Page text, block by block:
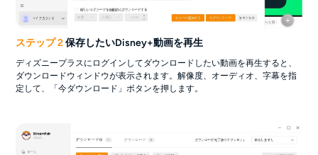
ステップ 2保存したいDisney+動画を再生
ディズニープラスにログインしてダウンロードしたい動画を再生すると、
ダウンロードウィンドウが表示されます。解像度、オーディオ、字幕を指
定して、「今ダウンロード」ボタンを押します。